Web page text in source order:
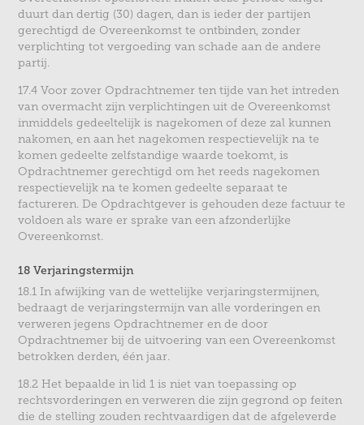
duurt dan dertig (30) dagen, dan is ieder der partijen
gerechtigd de Overeenkomst te ontbinden, zonder
verplichting tot vergoeding van schade aan de andere
partij.
17.4 Voor zover Opdrachtnemer ten tijde van het intreden
van overmacht zijn verplichtingen uit de Overeenkomst
inmiddels gedeeltelijk is nagekomen of deze zal kunnen
nakomen, en aan het nagekomen respectievelijk na te
komen gedeelte zelfstandige waarde toekomt, is
Opdrachtnemer gerechtigd om het reeds nagekomen
respectievelijk na te komen gedeelte separaat te
factureren. De Opdrachtgever is gehouden deze factuur te
voldoen als ware er sprake van een afzonderlijke
Overeenkomst.
18 Verjaringstermijn
18.1 In afwijking van de wettelijke verjaringstermijnen,
bedraagt de verjaringstermijn van alle vorderingen en
verweren jegens Opdrachtnemer en de door
Opdrachtnemer bij de uitvoering van een Overeenkomst
betrokken derden, één jaar.
18.2 Het bepaalde in lid 1 is niet van toepassing op
rechtsvorderingen en verweren die zijn gegrond op feiten
die de stelling zouden rechtvaardigen dat de afgeleverde